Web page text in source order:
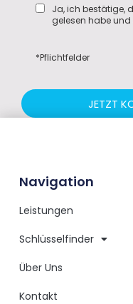
Ja, ich bestätige,
gelesen habe und
*Pflichtfelder
Navigation
Leistungen
Schlüsselfinder
Über Uns
Kontakt